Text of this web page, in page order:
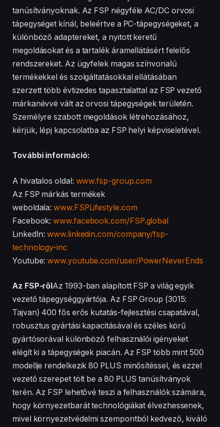
tanúsítványoknak. Az FSP négyféle AC/DC orvosi
tápegységet kínál, beleértve a PC-tápegységeket, a
különböző adaptereket, a nyitott keretű
megoldásokat és a tartalék áramellátásért felelős
rendszereket. Az ügyfelek magas színvonalú
termékekkel és szolgáltatásokkal ellátásában
szerzett több évtizedes tapasztalattal az FSP vezető
márkanévvé vált az orvosi tápegységek területén.
Személyre szabott megoldások létrehozásához,
kérjük, lépj kapcsolatba az FSP helyi képviseletével.
További információ:
A hivatalos oldal: www.fsp-group.com
Az FSP márkás termékek
weboldala:www.FSPLifestyle.com
Facebook:www.facebook.com/FSP.global
LinkedIn:www.linkedin.com/company/fsp-
technology-inc
Youtube:www.youtube.com/user/PowerNeverEnds
Az FSP-ről Az 1993-ban alapított FSP a világ egyik
vezető tápegységgyártója. Az FSP Group (3015:
Tajvan) 400 fős erős kutatás-fejlesztési csapatával,
robusztus gyártási kapacitásával és széles körű
gyártósorával különböző felhasználói igényeket
elégít ki a tápegységek piacán. Az FSP több mint 500
modellje rendelkezik 80 PLUS minősítéssel, és ezzel
vezető szerepet tölt be a 80 PLUS tanúsítványok
terén. Az FSP lehetővé teszi a felhasználók számára,
hogy környezetbarát technológiákat élvezhessenek,
mivel környezetvédelmi szempontból kedvező, kiváló